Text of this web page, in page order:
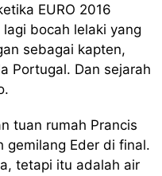
EURO 2016
bocah lelaki yang
sebagai kapten,
Portugal. Dan sejarah
tuan rumah Prancis
gemilang Eder di final.
tetapi itu adalah air